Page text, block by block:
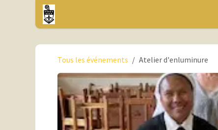
Se rendre au contenu
Tous les événements Atelier d'enluminure